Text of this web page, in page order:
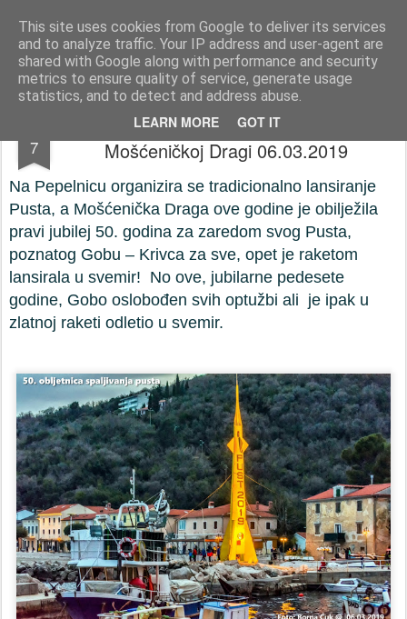
This site uses cookies from Google to deliver its services
and to analyze traffic. Your IP address and user-agent are
shared with Google along with performance and security
metrics to ensure quality of service, generate usage
statistics, and to detect and address abuse.
LEARN MORE GOT IT
Press-Photo.eu © News, Media, Concerts, Music, all Events
Početna stranica
Kontakt Početna stranica Kontakt
7
Pedeseta obljetnica spaljivanja pusta u
Mošćeničkoj Dragi 06.03.2019
Na Pepelnicu organizira se tradicionalno lansiranje
Pusta, a Mošćenička Draga ove godine je obilježila
pravi jubilej 50. godina za zaredom svog Pusta,
poznatog Gobu – Krivca za sve, opet je raketom
lansirala u svemir! No ove, jubilarne pedesete
godine, Gobo oslobođen svih optužbi ali je ipak u
zlatnoj raketi odletio u svemir.